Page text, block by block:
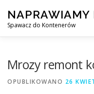
treści
NAPRAWIAMY
Spawacz do Kontenerów
Mrozy remont
OPUBLIKOWANO 26